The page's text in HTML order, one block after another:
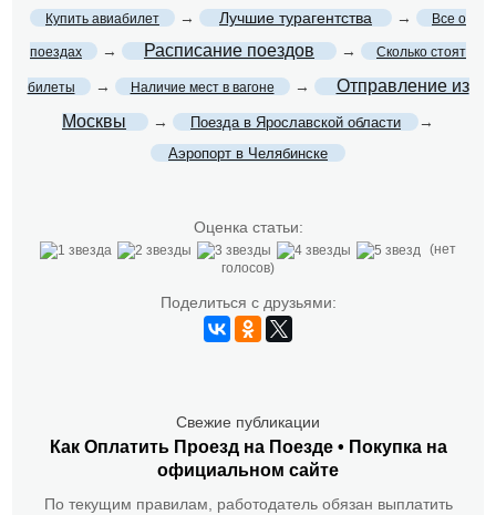
Купить авиабилет → Лучшие турагентства → Все о
поездах → Расписание поездов → Сколько стоят
билеты → Наличие мест в вагоне →
Отправление из
Москвы
→ Поезда в Ярославской области →
Аэропорт в Челябинске
Оценка статьи:
(нет
голосов)
Поделиться с друзьями:
Свежие публикации
Как Оплатить Проезд на Поезде • Покупка на
официальном сайте
По текущим правилам, работодатель обязан выплатить